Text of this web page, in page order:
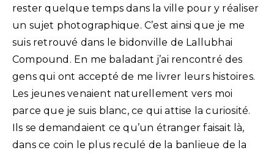
rester quelque temps dans la ville pour y réaliser
un sujet photographique. C’est ainsi que je me
suis retrouvé dans le bidonville de Lallubhai
Compound. En me baladant j’ai rencontré des
gens qui ont accepté de me livrer leurs histoires.
Les jeunes venaient naturellement vers moi
parce que je suis blanc, ce qui attise la curiosité.
Ils se demandaient ce qu’un étranger faisait là,
dans ce coin le plus reculé de la banlieue de la